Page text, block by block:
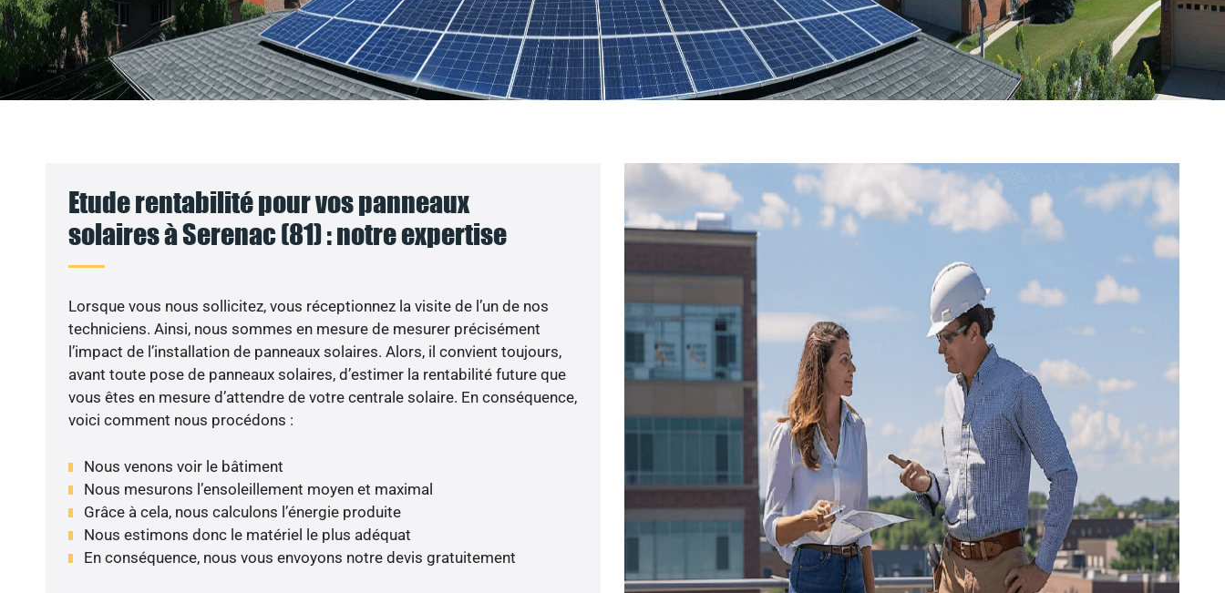
Etude rentabilité pour vos panneaux
solaires à Serenac (81) : notre expertise
Lorsque vous nous sollicitez, vous réceptionnez la visite de l’un de nos
techniciens. Ainsi, nous sommes en mesure de mesurer précisément
l’impact de l’installation de panneaux solaires. Alors, il convient toujours,
avant toute pose de panneaux solaires, d’estimer la rentabilité future que
vous êtes en mesure d’attendre de votre centrale solaire. En conséquence,
voici comment nous procédons :
Nous venons voir le bâtiment
Nous mesurons l’ensoleillement moyen et maximal
Grâce à cela, nous calculons l’énergie produite
Nous estimons donc le matériel le plus adéquat
En conséquence, nous vous envoyons notre devis gratuitement